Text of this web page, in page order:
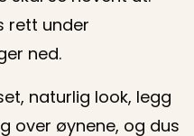
rett under
ned.
naturlig look, legg
over øynene, og dus